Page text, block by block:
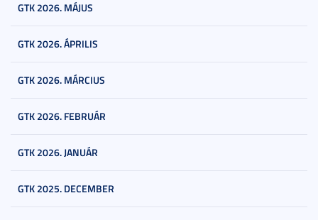
GTK 2026. MÁJUS
GTK 2026. ÁPRILIS
GTK 2026. MÁRCIUS
GTK 2026. FEBRUÁR
GTK 2026. JANUÁR
GTK 2025. DECEMBER